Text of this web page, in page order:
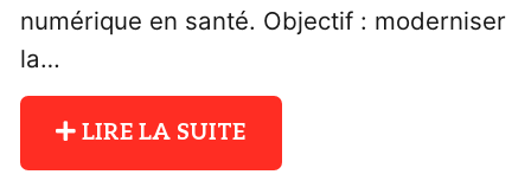
numérique en santé. Objectif : moderniser
la…
LIRE LA SUITE